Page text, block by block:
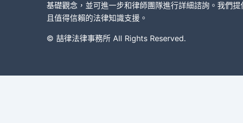
其他案件類型其他案件類型
基礎觀念，並可進一步和律師團隊進行詳細諮詢。我們提
且值得信賴的法律知識支援。
© 喆律法律事務所 All Rights Reserved.